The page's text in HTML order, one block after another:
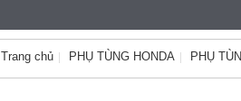
Trang chủ PHỤ TÙNG HONDA PHỤ